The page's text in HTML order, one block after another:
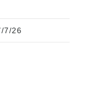
7/26